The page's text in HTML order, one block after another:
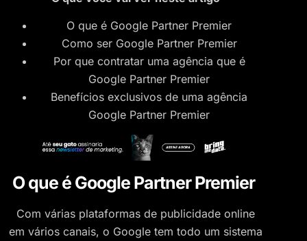
O que é Google Partner Premier
Como ser Google Partner Premier
Por que contratar uma agência que é
Google Partner Premier
Benefícios exclusivos de uma agência
Google Partner Premier
O que é Google Partner Premier
Com várias plataformas de publicidade online
em vários canais, o Google tem todo um sistema